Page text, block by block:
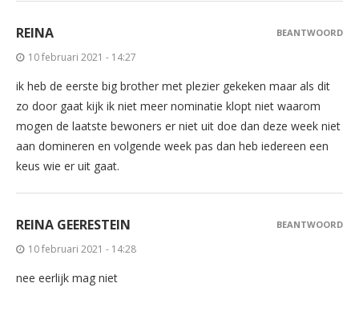
REINA
10 februari 2021 - 14:27
ik heb de eerste big brother met plezier gekeken maar als dit
zo door gaat kijk ik niet meer nominatie klopt niet waarom
mogen de laatste bewoners er niet uit doe dan deze week niet
aan domineren en volgende week pas dan heb iedereen een
keus wie er uit gaat.
BEANTWOORD
REINA GEERESTEIN
10 februari 2021 - 14:28
nee eerlijk mag niet
BEANTWOORD